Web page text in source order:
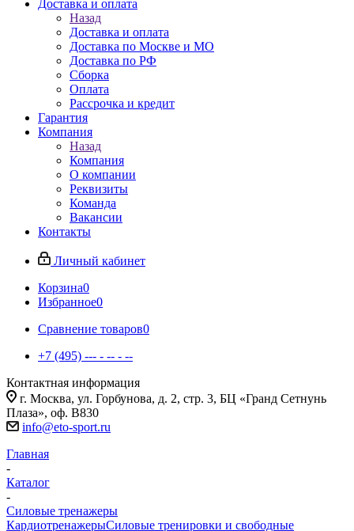
Доставка и оплата
Назад
Доставка и оплата
Доставка по Москве и МО
Доставка по РФ
Сборка
Оплата
Рассрочка и кредит
Гарантия
Компания
Назад
Компания
О компании
Реквизиты
Команда
Вакансии
Контакты
Личный кабинет
Корзина0
Избранное0
Сравнение товаров0
+7 (495) --- - -- - --
Контактная информация
г. Москва, ул. Горбунова, д. 2, стр. 3, БЦ «Гранд Сетнунь
Плаза», оф. В830
info@eto-sport.ru
Главная
-
Каталог
-
Силовые тренажеры
КардиотренажерыСиловые тренировки и свободные